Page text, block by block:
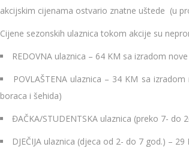
akcijskim cijenama ostvario znatne uštede (u
Cijene sezonskih ulaznica tokom akcije su
REDOVNA ulaznica – 64 KM sa izradom
POVLAŠTENA ulaznica – 34 KM sa
boraca i šehida)
ĐAČKA/STUDENTSKA ulaznica (preko 7-
DJEČIJA ulaznica (djeca od 2- do 7 god.) –